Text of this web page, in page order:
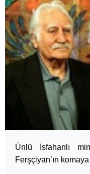
Ünlü İsfahanlı
Ferşçiyan’ın